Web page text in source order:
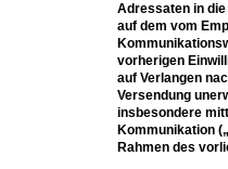
Adressaten in
auf dem vom
vorherigen
auf Verlangen
Versendung
insbesondere
Kommunikation
Rahmen des